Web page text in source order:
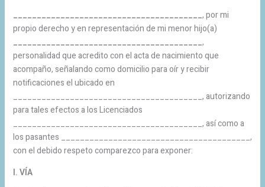
________________________________________, por mi
propio derecho y en representación de mi menor hijo(a)
________________________________________,
personalidad que acredito con el acta de nacimiento que
acompaño, señalando como domicilio para oír y recibir
notificaciones el ubicado en
________________________________________, autorizando
para tales efectos a los Licenciados
________________________________________, así como a
los pasantes ________________________________________,
con el debido respeto comparezco para exponer:
I. VÍA